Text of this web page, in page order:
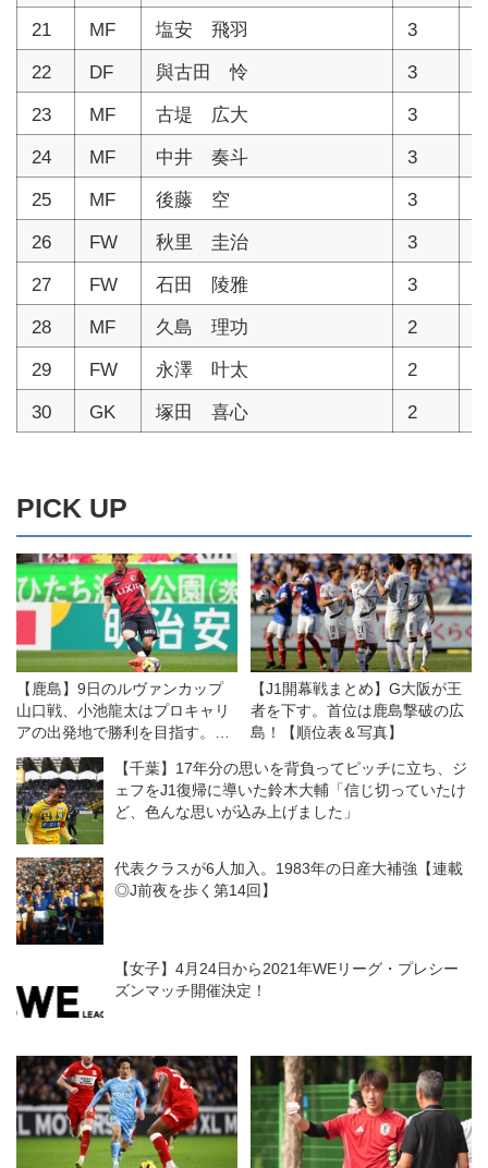
21
MF 塩安 飛羽 3
22
DF 與古田 怜 3
23
MF 古堤 広大 3
24
MF 中井 奏斗 3
25
MF 後藤 空 3
26
FW 秋里 圭治 3
27
FW 石田 陵雅 3
28
MF 久島 理功 2
29
FW 永澤 叶太 2
30
GK 塚田 喜心 2
PICK UP
【鹿島】9日のルヴァンカップ
山口戦、小池龍太はプロキャリ
アの出発地で勝利を目指す。
「さらに強くなっていくための
大事な試合に」
【J1開幕戦まとめ】G大阪が王
者を下す。首位は鹿島撃破の広
島！【順位表＆写真】
【千葉】17年分の思いを背負ってピッチに立ち、ジ
ェフをJ1復帰に導いた鈴木大輔「信じ切っていたけ
ど、色んな思いが込み上げました」
代表クラスが6人加入。1983年の日産大補強【連載
◎J前夜を歩く第14回】
【女子】4月24日から2021年WEリーグ・プレシー
ズンマッチ開催決定！